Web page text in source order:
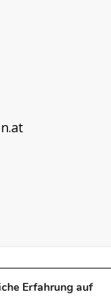
Erfahrung auf